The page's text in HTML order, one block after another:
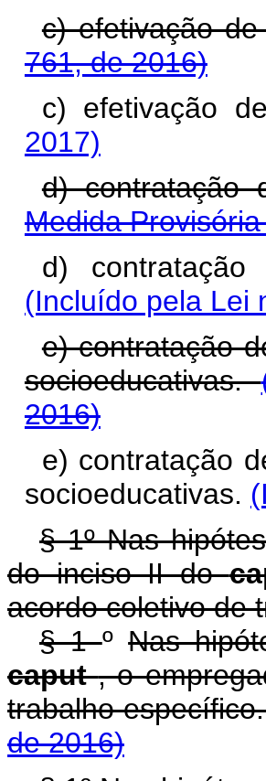
c) efetivação
761, de 2016)
c) efetivação
2017)
d) contratação
Medida
d)
(Incluído pela Lei
e) contratação
socioeducativas.
2016)
e) contratação
socioeducativas.
§ 1º Nas
do inciso II do
acordo coletivo de
§ 1ºNas
caput, o
trabalho
de 2016)